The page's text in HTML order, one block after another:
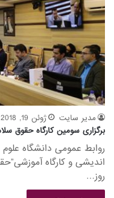
مدیر سایت ژوئن 19, 2018
برگزاری سومین کارگاه حقوق
روابط عمومی دانشگاه
اندیشی و کارگاه
روز…